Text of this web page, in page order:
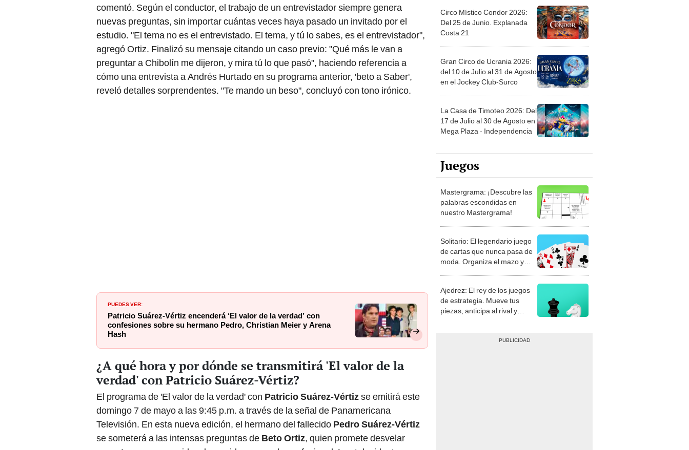
comentó. Según el conductor, el trabajo de un entrevistador siempre genera
nuevas preguntas, sin importar cuántas veces haya pasado un invitado por el
estudio. "El tema no es el entrevistado. El tema, y tú lo sabes, es el entrevistador",
agregó Ortiz. Finalizó su mensaje citando un caso previo: "Qué más le van a
preguntar a Chibolín me dijeron, y mira tú lo que pasó", haciendo referencia a
cómo una entrevista a Andrés Hurtado en su programa anterior, 'beto a Saber',
reveló detalles sorprendentes. "Te mando un beso", concluyó con tono irónico.
PUEDES VER:
Patricio Suárez-Vértiz encenderá ‘El valor de la verdad’ con
confesiones sobre su hermano Pedro, Christian Meier y Arena
Hash
¿A qué hora y por dónde se transmitirá 'El valor de la
verdad' con Patricio Suárez-Vértiz?
El programa de 'El valor de la verdad' con Patricio Suárez-Vértizse emitirá este
domingo 7 de mayo a las 9:45 p.m. a través de la señal de Panamericana
Televisión. En esta nueva edición, el hermano del fallecido Pedro Suárez-Vértiz
se someterá a las intensas preguntas de Beto Ortiz, quien promete desvelar
Circo Místico Condor 2026:
Del 25 de Junio. Explanada
Costa 21
Gran Circo de Ucrania 2026:
del 10 de Julio al 31 de Agosto
en el Jockey Club-Surco
La Casa de Timoteo 2026: Del
17 de Julio al 30 de Agosto en
Mega Plaza - Independencia
Juegos
Mastergrama: ¡Descubre las
palabras escondidas en
nuestro Mastergrama!
Solitario: El legendario juego
de cartas que nunca pasa de
moda. Organiza el mazo y
Ajedrez: El rey de los juegos
de estrategia. Mueve tus
piezas, anticipa al rival y